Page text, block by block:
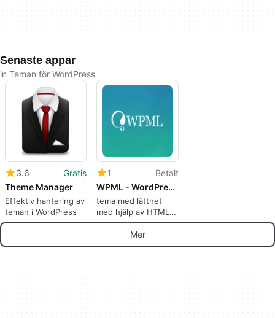
Senaste appar
in Teman för WordPress
3.6
Gratis
Theme Manager
Effektiv hantering av
teman i WordPress
1
Betalt
WPML - WordPress Multilingual Plugin
tema med lätthet
med hjälp av HTML
och CSS. Personaliza
tu tema de
WordPress con
Mer